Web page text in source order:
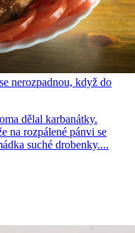
nerozpadnou, když do
dělal karbanátky.
na rozpálené pánvi se
suché drobenky....